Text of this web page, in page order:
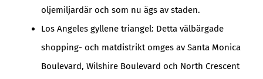
oljemiljardär och som nu ägs av staden.
Los Angeles gyllene triangel: Detta välbärgade
shopping- och matdistrikt omges av Santa Monica
Boulevard, Wilshire Boulevard och North Crescent